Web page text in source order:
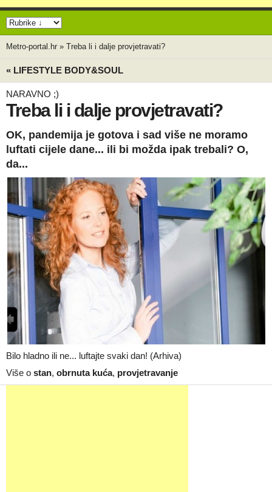
Metro-portal.hr » Treba li i dalje provjetravati?
« LIFESTYLE BODY&SOUL
NARAVNO ;)
Treba li i dalje provjetravati?
OK, pandemija je gotova i sad više ne moramo
luftati cijele dane... ili bi možda ipak trebali? O,
da...
Bilo hladno ili ne... luftajte svaki dan! (Arhiva)
Više o stan, obrnuta kuća, provjetravanje